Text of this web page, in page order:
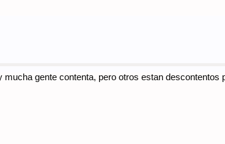
gente contenta, pero otros estan descontentos